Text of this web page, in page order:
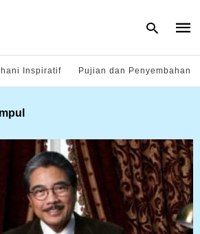
and
hit
Inspiratif Pujian dan Penyembahan